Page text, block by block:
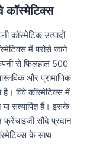
कॉस्मेटिक्स
कॉस्मेटिक उत्पादों
में परोसे जाने
कंपनी से फिलहाल 500
और प्रामाणिक
है। विवे कॉस्मेटिक्स में
सत्यापित हैं। इसके
फ्रेंचाइजी सौदे प्रदान
के साथ